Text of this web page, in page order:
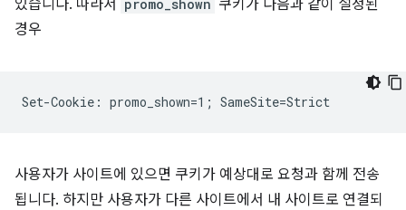
있습니다. 따라서
promo_shown 쿠키가 다음과 같이 설정된
경우
사용자가 사이트에 있으면 쿠키가 예상대로 요청과 함께 전송
됩니다. 하지만 사용자가 다른 사이트에서 내 사이트로 연결되